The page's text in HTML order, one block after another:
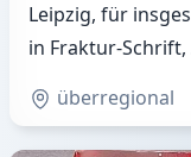
Leipzig, für
in Fraktur-Schrift,
überregional